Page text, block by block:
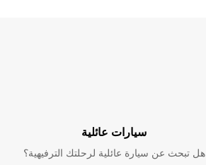
سيارات عائلية
هل تبحث عن سيارة عائلية لرحلتك الترفيهية؟